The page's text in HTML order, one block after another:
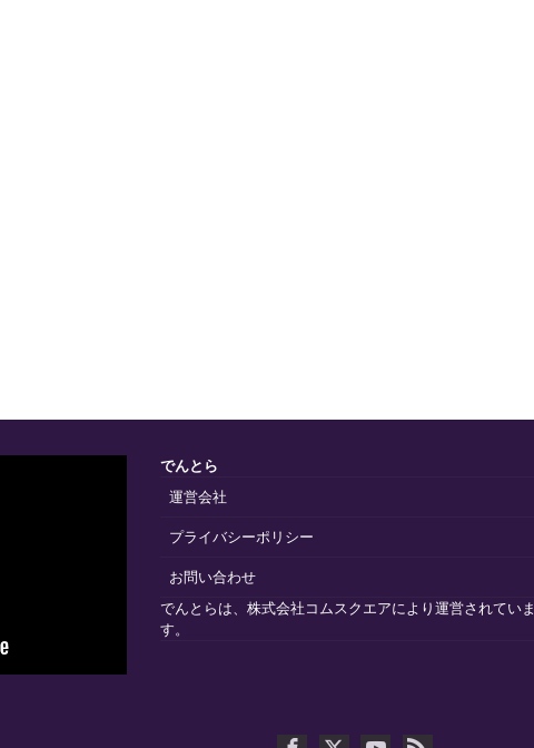
でんとら
運営会社
プライバシーポリシー
お問い合わせ
でんとらは、株式会社コムスクエアにより運営されていま
す。